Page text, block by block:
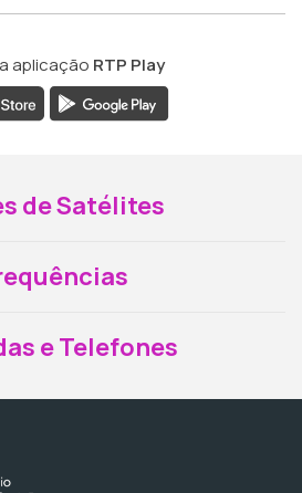
aplicação RTP Play
de Satélites
e Telefones